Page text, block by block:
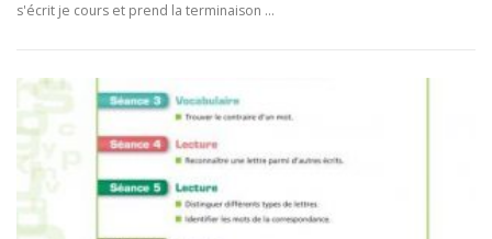
s'écrit je cours et prend la terminaison …